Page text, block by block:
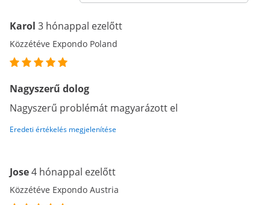
Karol 3 hónappal ezelőtt
Közzétéve Expondo Poland
Nagyszerű dolog
Nagyszerű problémát magyarázott el
Eredeti értékelés megjelenítése
Jose4 hónappal ezelőtt
Közzétéve Expondo Austria